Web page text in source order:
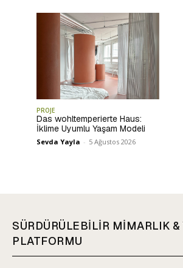
PROJE
Das wohltemperierte Haus:
İklime Uyumlu Yaşam Modeli
Sevda Yayla - 5 Ağustos 2026
SÜRDÜRÜLEBİLİR MİMARLIK &
PLATFORMU